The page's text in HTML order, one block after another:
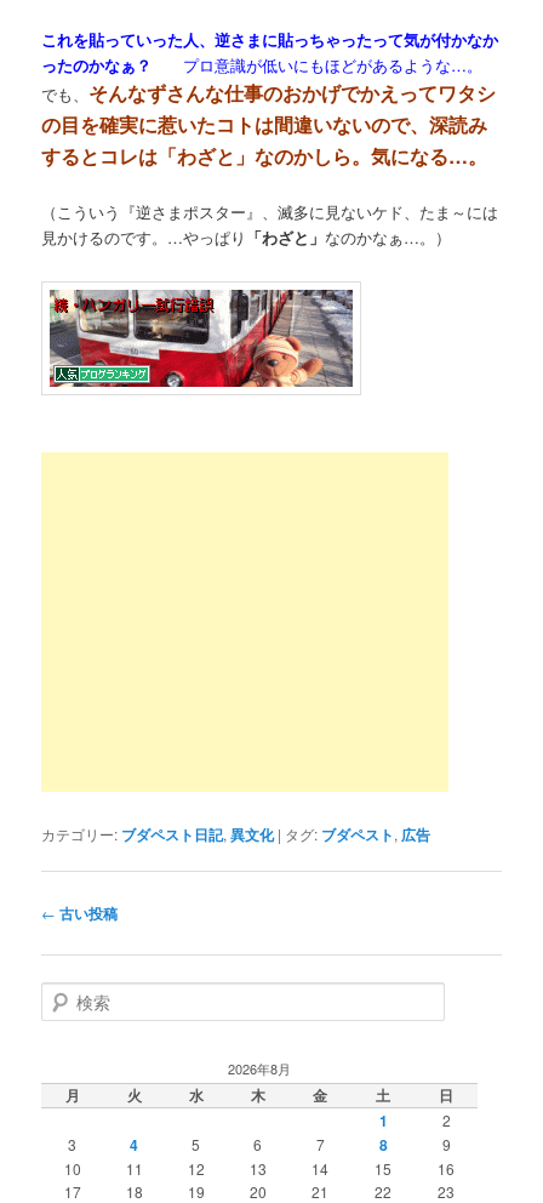
これを貼っていった人、逆さまに貼っちゃったって気が付かなか
ったのかなぁ？
プロ意識が低いにもほどがあるような…。
でも、 そんなずさんな仕事のおかげでかえってワタシ
の目を確実に惹いたコトは間違いないので、深読み
するとコレは「わざと」なのかしら。気になる…。
（こういう『逆さまポスター』、滅多に見ないケド、たま～には
見かけるのです。…やっぱり 「わざと」 なのかなぁ…。）
カテゴリー: ブダペスト日記,異文化 | タグ: ブダペスト, 広告
投
ナ
ビ
ゲ
ョ
ン
← 古い投稿
検
索
2026年8月
月 火 水 木 金 土 日
1
2
3
4 5 6 7 8
9
10
11 12 13 14 15
16
17
18 19 20 21 22
23